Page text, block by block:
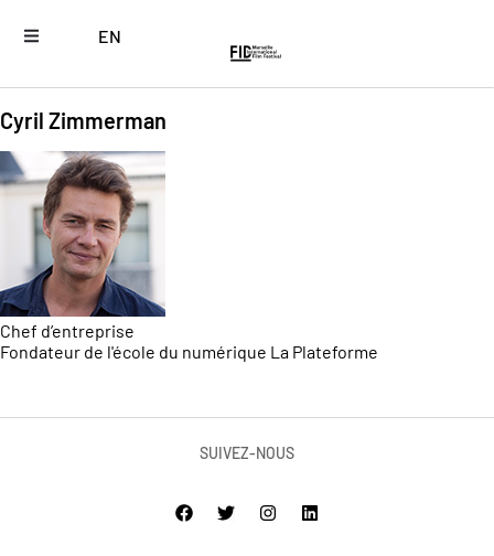
EN
Cyril Zimmerman
Chef d’entreprise
Fondateur de l'école du numérique La Plateforme
SUIVEZ-NOUS